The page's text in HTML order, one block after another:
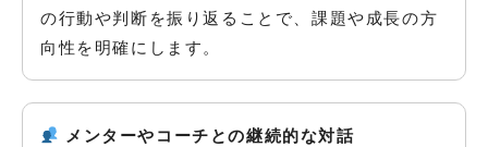
の行動や判断を振り返ることで、課題や成長の方
向性を明確にします。
メンターやコーチとの継続的な対話